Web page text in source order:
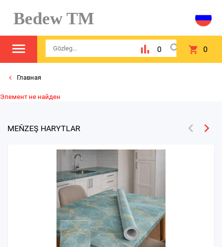
Bedew TM
0 0
Главная
Элемент не найден
MEŇZEŞ HARYTLAR